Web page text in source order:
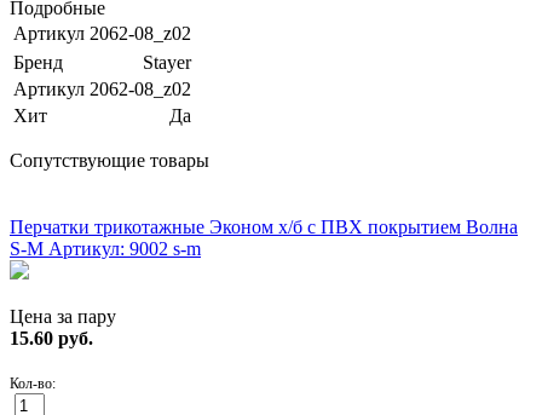
Подробные
Артикул 2062-08_z02
Бренд
Stayer
Артикул 2062-08_z02
Хит
Да
Сопутствующие товары
Перчатки трикотажные Эконом х/б с ПВХ покрытием Волна
S-M Артикул: 9002 s-m
Цена за пару
15.60 руб.
Кол-во: